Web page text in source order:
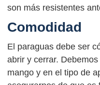
son más resistentes
Comodidad
El paraguas debe ser
abrir y cerrar.
mango y en el tipo de